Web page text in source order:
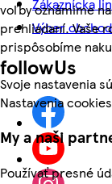
voľby oznámime
prehliadaní. Vaše
prispôsobíme
Svoje nastavenia
Nastavenia
My a naši
Používať presné
Zákaznícka
Výber
followUs